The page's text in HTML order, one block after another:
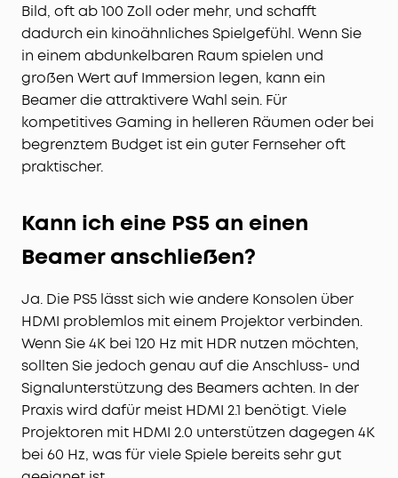
Bild, oft ab 100 Zoll oder mehr, und schafft
dadurch ein kinoähnliches Spielgefühl. Wenn Sie
in einem abdunkelbaren Raum spielen und
großen Wert auf Immersion legen, kann ein
Beamer die attraktivere Wahl sein. Für
kompetitives Gaming in helleren Räumen oder bei
begrenztem Budget ist ein guter Fernseher oft
praktischer.
Kann ich eine PS5 an einen
Beamer anschließen?
Ja. Die PS5 lässt sich wie andere Konsolen über
HDMI problemlos mit einem Projektor verbinden.
Wenn Sie 4K bei 120 Hz mit HDR nutzen möchten,
sollten Sie jedoch genau auf die Anschluss- und
Signalunterstützung des Beamers achten. In der
Praxis wird dafür meist HDMI 2.1 benötigt. Viele
Projektoren mit HDMI 2.0 unterstützen dagegen 4K
bei 60 Hz, was für viele Spiele bereits sehr gut